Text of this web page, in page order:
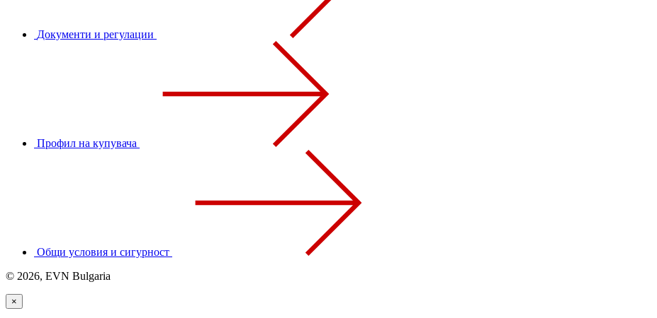
Документи и регулации
Профил на купувача
Общи условия и сигурност
© 2026, EVN Bulgaria
×